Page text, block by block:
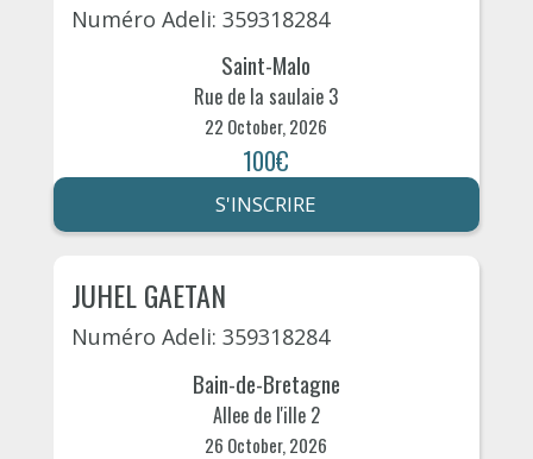
Numéro Adeli: 359318284
Saint-Malo
Rue de la saulaie 3
22 October, 2026
100€
S'INSCRIRE
JUHEL GAETAN
Numéro Adeli: 359318284
Bain-de-Bretagne
Allee de l'ille 2
26 October, 2026